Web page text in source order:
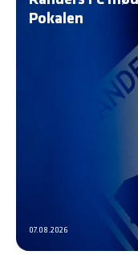
Pokalen
07.08.2026